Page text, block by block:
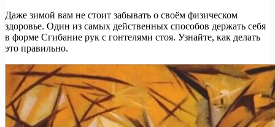
Даже зимой вам не стоит забывать о своём физическом
здоровье. Один из самых действенных способов держать себя
в форме Сгибание рук с гонтелями стоя. Узнайте, как делать
это правильно.